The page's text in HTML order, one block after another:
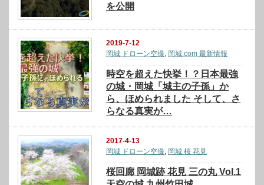
を公開
2019-7-12
岡城 ドローン空撮 岡城.com 最新情報
時空を超えた快挙！？日本最強
の城・岡城「城主の子孫」か
ら、ほめられました そして、さ
らなる真実が…
2017-4-13
岡城 ドローン空撮 岡城 桜 花見
桜回廊 岡城跡 花見 三の丸 Vol.1